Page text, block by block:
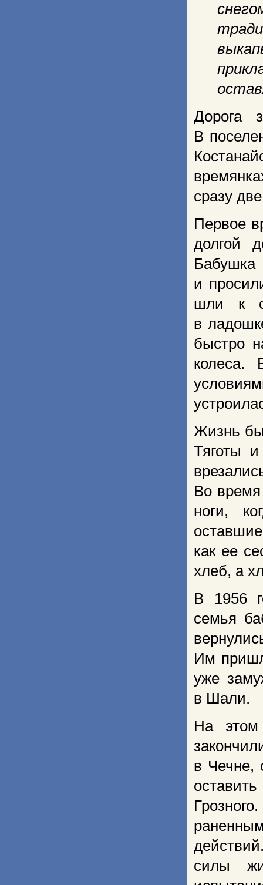
Дорога
В
сразу
Первое
долгой
Бабушка
и
шли к
в
быстро
колеса.
Жизнь
Тяготы
Во
ноги,
как ее
хлеб, а
В 1956
семья
Им
уже
в Шали.
На
в Чечне,
силы